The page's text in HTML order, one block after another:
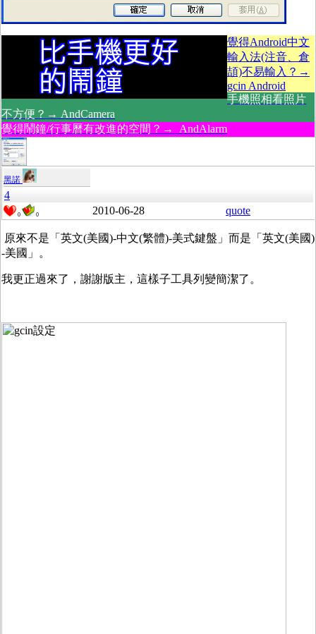
覺得Android中文
輸入法(注音、倉
頡)不易輸入？→
gcin Android
手機照相看照片
不方便？→ AndCamera
覺得鬧鐘/行事曆有改進的空間？→ AndAlarm
黑諾
4
0 0 2010-06-28 quote
原來不是「英文(美國)-中文(繁體)-美式鍵盤」而是「英文(美國)
-美國」。
我更正過來了，謝謝版主，這樣子工具列變簡潔了。